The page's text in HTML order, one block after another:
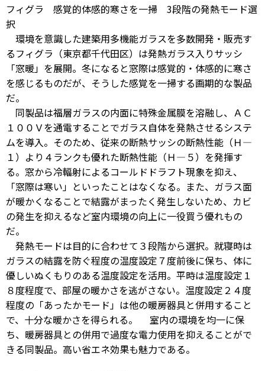
フィグラ 感覚的体感的寒さを一掃 3段階の発熱モード選
択
環境を意識した建築用多機能ガラスを多数開発・販売す
るフィグラ（東京都千代田区）は発熱ガラス入りサッシ
「窓暖」を展開。冬になると窓際は感覚的・体感的に寒さ
を感じるものだが、そうした感覚を一掃する画期的な製品
だ。
同製品は福層ガラスの内面に特殊金属膜を溶融し、ＡＣ
１００Ｖを通電することでガラス自体を発熱させるシステ
ムを導入。そのため、従来の断熱サッシの断熱性能（Ｈ―
１）より４ランクも優れた断熱性能（Ｈ―５）を発揮す
る。窓から冷輻射によるコールドドラフト現象を抑え、
「窓際は寒い」といったことはなくなる。また、ガラス面
が暖かくなることで結露がまったく発生しないため、カビ
の発生を抑えるなど室内環境の向上に一役買う優れもの
だ。
発熱モードは目的に合わせて３段階から選択。就寝時は
ガラスの結露を防ぐ程度の温度設定７度前後に保ち、体に
優しいぬくもりのある温度設定を活用。平時は温度設定１
８度程度で、部屋の暖かさを逃がさない。温度設定２４度
程度の「あったかモード」は他の暖房器具と併用すること
で、十分な暖かさを得られる。 室内の環境を均一に保
ち、暖房器具との併用で過度な電力使用を抑えることがで
きる同製品。高い省エネ効果も魅力である。